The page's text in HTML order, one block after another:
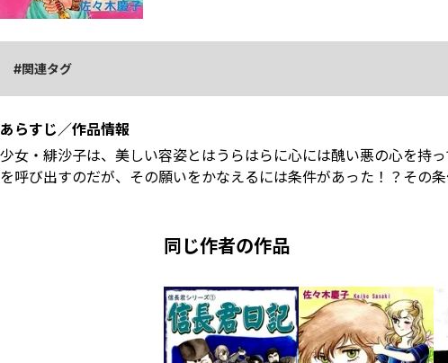
関連タグ
あらすじ／作品情報
少女・緋沙子は、美しい容姿とはうらはらに心には醜い悪の心を持
を呼び出すのだが、その願いをかなえるには条件があった！？その
同じ作者の作品